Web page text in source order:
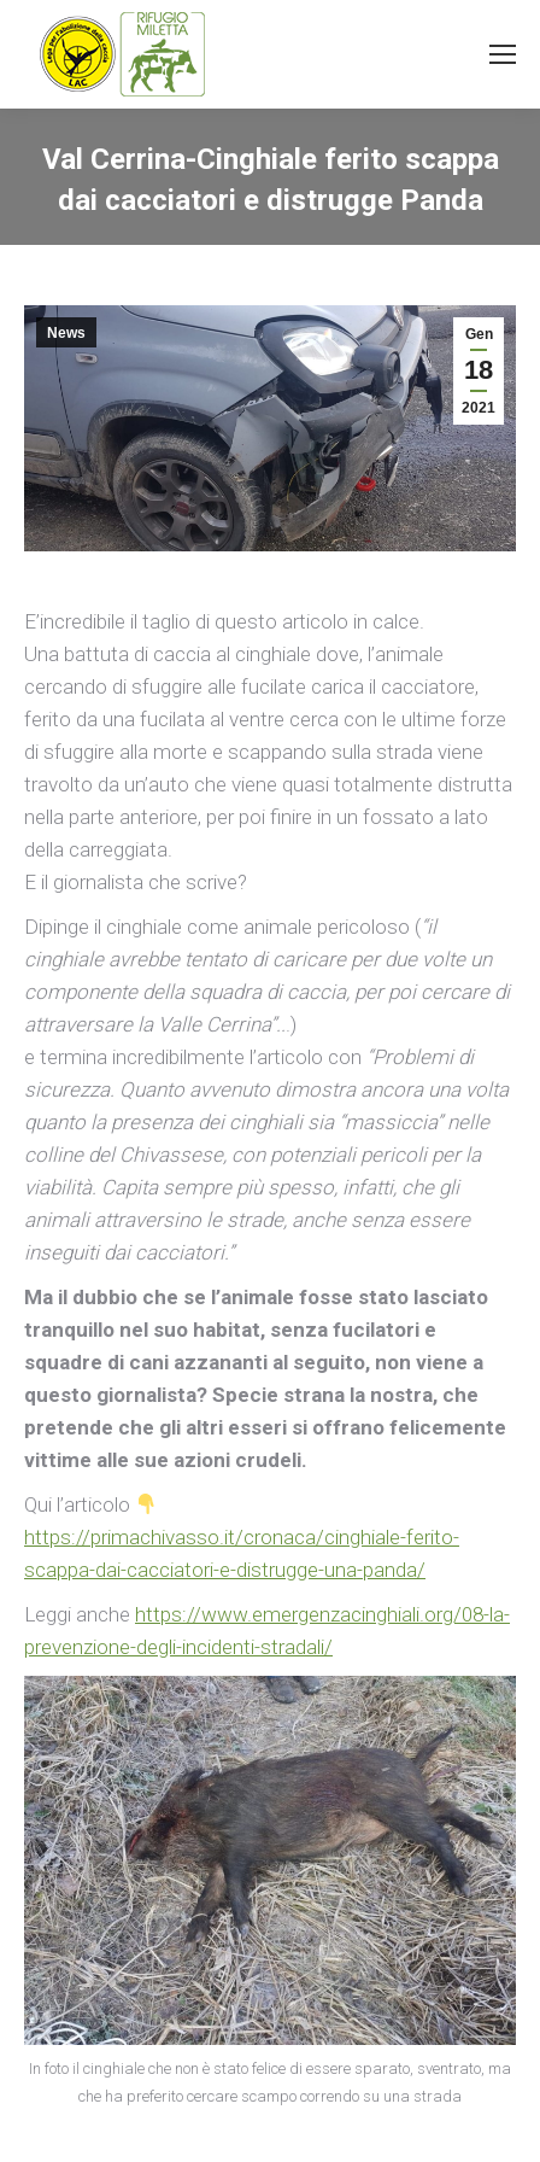
Val Cerrina-Cinghiale ferito scappa
dai cacciatori e distrugge Panda
Gen
18
2021
News
E’incredibile il taglio di questo articolo in calce.
Una battuta di caccia al cinghiale dove, l’animale
cercando di sfuggire alle fucilate carica il cacciatore,
ferito da una fucilata al ventre cerca con le ultime forze
di sfuggire alla morte e scappando sulla strada viene
travolto da un’auto che viene quasi totalmente distrutta
nella parte anteriore, per poi finire in un fossato a lato
della carreggiata.
E il giornalista che scrive?
Dipinge il cinghiale come animale pericoloso (“il
cinghiale avrebbe tentato di caricare per due volte un
componente della squadra di caccia, per poi cercare di
attraversare la Valle Cerrina”...)
e termina incredibilmente l’articolo con “Problemi di
sicurezza. Quanto avvenuto dimostra ancora una volta
quanto la presenza dei cinghiali sia “massiccia” nelle
colline del Chivassese, con potenziali pericoli per la
viabilità. Capita sempre più spesso, infatti, che gli
animali attraversino le strade, anche senza essere
inseguiti dai cacciatori.”
Ma il dubbio che se l’animale fosse stato lasciato
tranquillo nel suo habitat, senza fucilatori e
squadre di cani azzananti al seguito, non viene a
questo giornalista? Specie strana la nostra, che
pretende che gli altri esseri si offrano felicemente
vittime alle sue azioni crudeli.
Qui l’articolo
https://primachivasso.it/cronaca/cinghiale-ferito-
scappa-dai-cacciatori-e-distrugge-una-panda/
Leggi anche https://www.emergenzacinghiali.org/08-la-
prevenzione-degli-incidenti-stradali/
In foto il cinghiale che non è stato felice di essere sparato, sventrato, ma
che ha preferito cercare scampo correndo su una strada